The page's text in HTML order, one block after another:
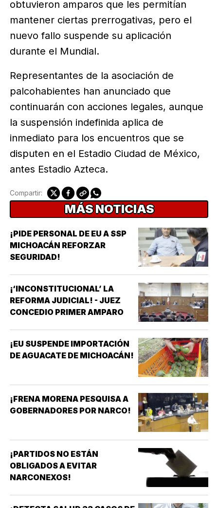
obtuvieron amparos que les permitían
mantener ciertas prerrogativas, pero el
nuevo fallo suspende su aplicación
durante el Mundial.
Representantes de la asociación de
palcohabientes han anunciado que
continuarán con acciones legales, aunque
la suspensión indefinida aplica de
inmediato para los encuentros que se
disputen en el Estadio Ciudad de México,
antes Estadio Azteca.
Compartir:
MÁS NOTICIAS
¡PIDE PERSONAL DE EU A SSP
MICHOACÁN REFORZAR
SEGURIDAD!
¡‘INCONSTITUCIONAL’ LA
REFORMA JUDICIAL! - JUEZ
CONCEDIO PRIMER AMPARO
¡EU SUSPENDE IMPORTACIÓN
DE AGUACATE DE MICHOACÁN!
¡FRENA MORENA PESQUISA A
GOBERNADORES POR NARCO!
¡PARTIDOS NO ESTÁN
OBLIGADOS A EVITAR
NARCONEXOS!